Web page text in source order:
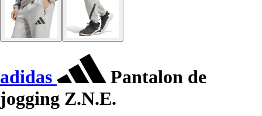
adidas
Pantalon de
jogging Z.N.E.